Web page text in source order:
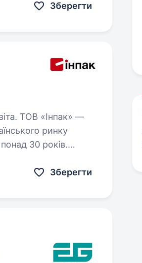
Зберегти
—
ринку
30 років.
Зберегти